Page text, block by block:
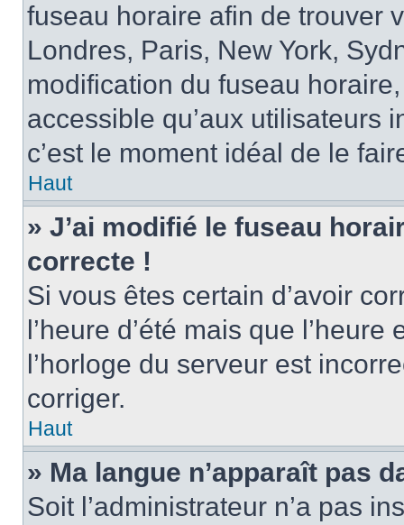
fuseau horaire afin de trouver
Londres, Paris, New York,
modification du fuseau
accessible qu’aux utilisateurs
c’est le moment idéal de le
Haut
» J’ai modifié le fuseau
correcte !
Si vous êtes certain d’avoir
l’heure d’été mais que
l’horloge du serveur est
corriger.
Haut
» Ma langue n’apparaît pas
Soit l’administrateur n’a pas